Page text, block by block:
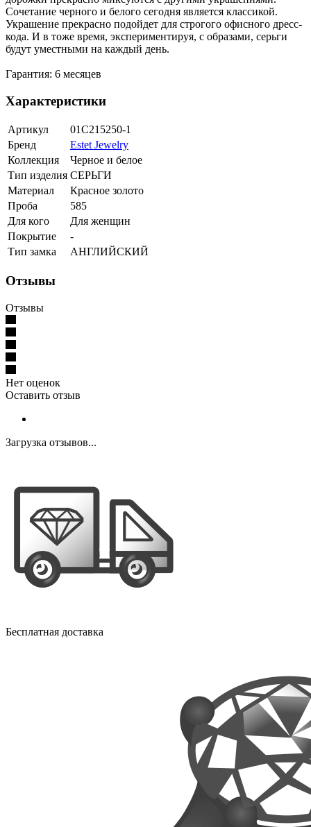
Сочетание черного и белого сегодня является классикой.
Украшение прекрасно подойдет для строгого офисного дресс-
кода. И в тоже время, экспериментируя, с образами, серьги
будут уместными на каждый день.
Гарантия: 6 месяцев
Характеристики
Артикул
01С215250-1
Бренд
Estet Jewelry
Коллекция
Черное и белое
Тип изделия СЕРЬГИ
Материал
Красное золото
Проба
585
Для кого
Для женщин
Покрытие
-
Тип замка
АНГЛИЙСКИЙ
Отзывы
Отзывы
Нет оценок
Оставить отзыв
Загрузка отзывов...
Бесплатная доставка